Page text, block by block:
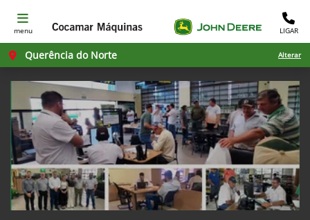
menu LIGAR
Querência do Norte Alterar